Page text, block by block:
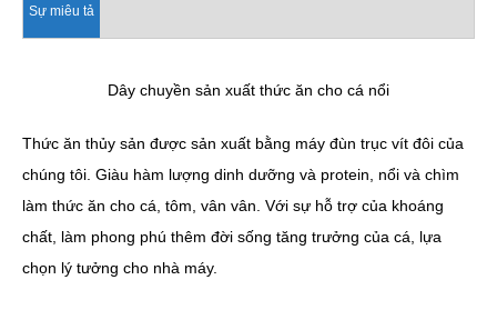
Sự miêu tả
Dây chuyền sản xuất thức ăn cho cá nổi
Thức ăn thủy sản được sản xuất bằng máy đùn trục vít đôi của
chúng tôi. Giàu hàm lượng dinh dưỡng và protein, nổi và chìm
làm thức ăn cho cá, tôm, vân vân. Với sự hỗ trợ của khoáng
chất, làm phong phú thêm đời sống tăng trưởng của cá, lựa
chọn lý tưởng cho nhà máy.